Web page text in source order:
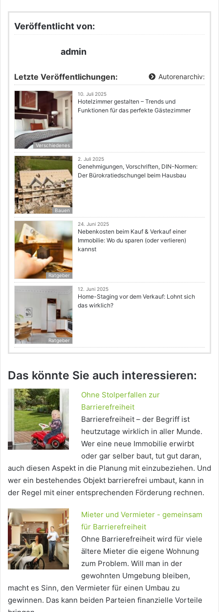
Veröffentlicht von:
admin
Letzte Veröffentlichungen: Autorenarchiv:
Verschiedenes
10. Juli 2025
Hotelzimmer gestalten – Trends und
Funktionen für das perfekte Gästezimmer
Bauen
2. Juli 2025
Genehmigungen, Vorschriften, DIN-Normen:
Der Bürokratiedschungel beim Hausbau
Ratgeber
24. Juni 2025
Nebenkosten beim Kauf & Verkauf einer
Immobilie: Wo du sparen (oder verlieren)
kannst
Ratgeber
12. Juni 2025
Home-Staging vor dem Verkauf: Lohnt sich
das wirklich?
Das könnte Sie auch interessieren:
Ohne Stolperfallen zur
Barrierefreiheit
Barrierefreiheit – der Begriff ist
heutzutage wirklich in aller Munde.
Wer eine neue Immobilie erwirbt
oder gar selber baut, tut gut daran,
auch diesen Aspekt in die Planung mit einzubeziehen. Und
wer ein bestehendes Objekt barrierefrei umbaut, kann in
der Regel mit einer entsprechenden Förderung rechnen.
Mieter und Vermieter - gemeinsam
für Barrierefreiheit
Ohne Barrierefreiheit wird für viele
ältere Mieter die eigene Wohnung
zum Problem. Will man in der
gewohnten Umgebung bleiben,
macht es Sinn, den Vermieter für einen Umbau zu
gewinnen. Das kann beiden Parteien finanzielle Vorteile